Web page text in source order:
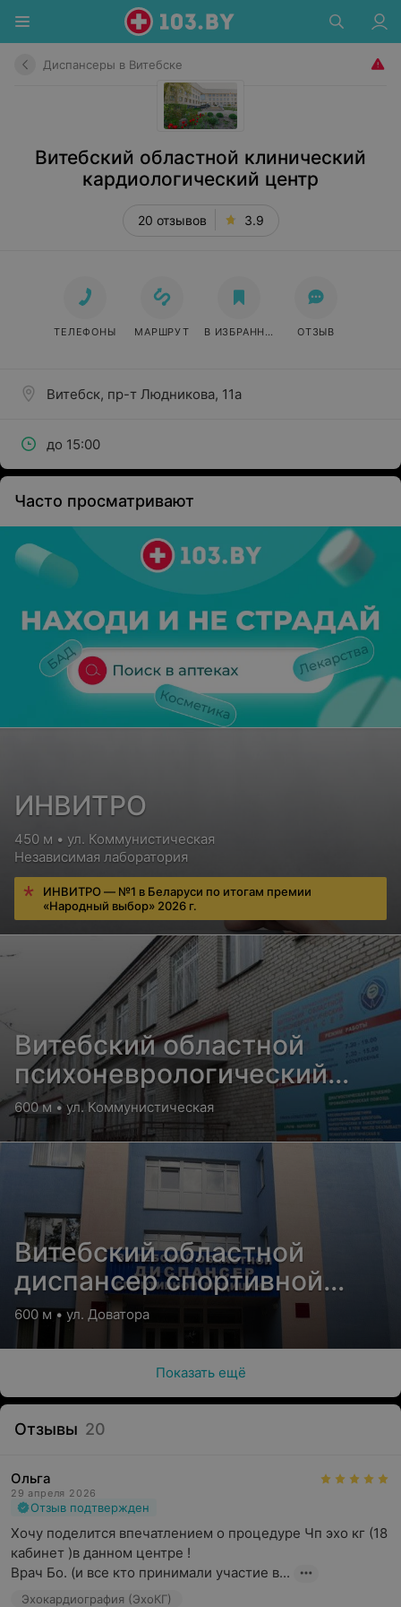
Диспансеры в Витебске
Витебский областной клинический
кардиологический центр
20 отзывов 3.9
Витебск, пр-т Людникова, 11а
до 15:00
ТЕЛЕФОНЫ МАРШРУТ В ИЗБРАННОЕ ОТЗЫВ
Часто просматривают
ИНВИТРО
450 м • ул. Коммунистическая
Независимая лаборатория
ИНВИТРО — №1 в Беларуси по итогам премии
«Народный выбор» 2026 г.
Витебский областной
психоневрологический
диспансер
600 м • ул. Коммунистическая
Витебский областной
диспансер спортивной
медицины
600 м • ул. Доватора
Показать ещё
Отзывы 20
Ольга
29 апреля 2026
Отзыв подтвержден
Хочу поделится впечатлением о процедуре Чп эхо кг (18
кабинет )в данном центре !
Врач Бо. (и все кто принимали участие в...
Эхокардиография (ЭхоКГ)